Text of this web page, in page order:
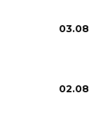
03.08
02.08